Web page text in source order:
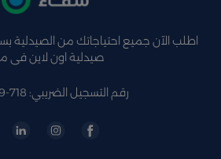
اطلب الآن جميع احتياجاتك من الصيدلية
صيدلية اون لاين فى
رقم التسجيل الضريبي: 718-859-672